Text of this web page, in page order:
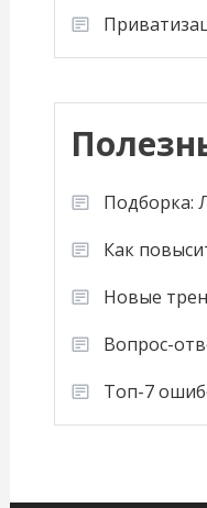
Подборка:
Как
Новые
Вопрос-
Топ-7